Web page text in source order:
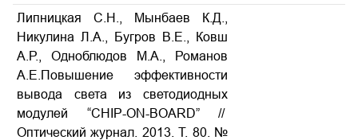
Липницкая С.Н., Мынбаев К.Д.,
Никулина Л.А., Бугров В.Е., Ковш
А.Р., Одноблюдов М.А., Романов
А.Е.Повышение эффективности
вывода света из светодиодных
модулей “CHIP-ON-BOARD” //
Оптический журнал. 2013. Т. 80. №